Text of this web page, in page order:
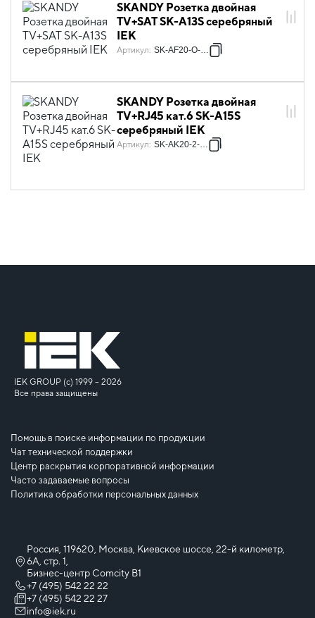
SKANDY Розетка двойная
TV+SAT SK-A13S серебряный
IEK
Артикул: SK-AF20-O-K23
SKANDY Розетка двойная
TV+RJ45 кат.6 SK-A15S
серебряный IEK
Артикул: SK-AK20-2-K23
IEK GROUP (c) 1999 – 2026
Все права защищены
Помощь в поиске информации по продукции
Чат технической поддержки
Центр раскрытия корпоративной информации
Часто задаваемые вопросы
Политика обработки персональных данных
Россия, 119620, Москва, Киевское шоссе, 22-й километр,
6А, стр. 1,
Бизнес-центр Comcity B1
+7 (495) 542 22 22
+7 (495) 542 22 27
info@iek.ru